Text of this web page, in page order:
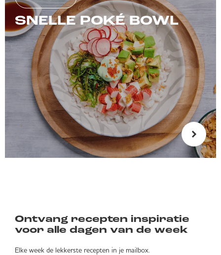
SNELLE POKÉ BOWL
Ontvang recepten inspiratie
voor alle dagen van de week
Elke week de lekkerste recepten in je mailbox.